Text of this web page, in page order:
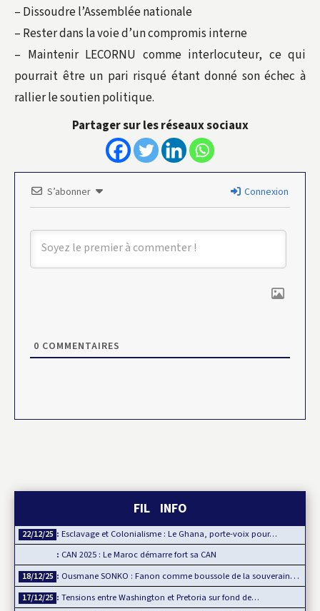
– Dissoudre l’Assemblée nationale
– Rester dans la voie d’un compromis interne
– Maintenir LECORNU comme interlocuteur, ce qui
pourrait être un pari risqué étant donné son échec à
rallier le soutien politique.
Partager sur les réseaux sociaux
S’abonner Connexion
0 COMMENTAIRES
FIL INFO
22/12/25
Esclavage et Colonialisme : Le Ghana, porte-voix pour…
CAN 2025 : Le Maroc démarre fort sa CAN
18/12/25 Ousmane SONKO : Fanon comme boussole de la souveraineté…
17/12/25
Tensions entre Washington et Pretoria sur fond de…